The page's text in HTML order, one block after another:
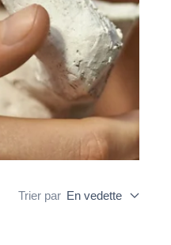
Trier par En vedette